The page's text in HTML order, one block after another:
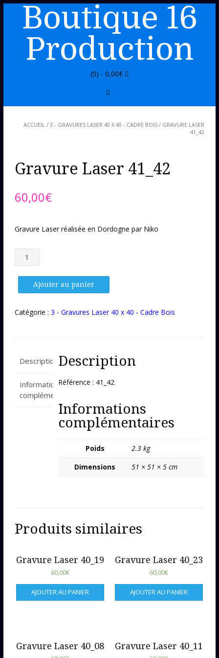
Boutique 16
Production
(0) - 0,00€
ACCUEIL / 3 - GRAVURES LASER 40 X 40 - CADRE BOIS / GRAVURE LASER
41_42
Gravure Laser 41_42
60,00€
Gravure Laser réalisée en Dordogne par Niko
quantité
de
41_42
Ajouter au panier
Catégorie : 3 - Gravures Laser 40 x 40 - Cadre Bois
Description
Informations
complémentaires
Description
Référence : 41_42
Informations
complémentaires
Poids
2.3 kg
Dimensions
51 × 51 × 5 cm
Produits similaires
Gravure Laser 40_19
60,00€
AJOUTER AU PANIER
Gravure Laser 40_23
60,00€
AJOUTER AU PANIER
Gravure Laser 40_08 Gravure Laser 40_11